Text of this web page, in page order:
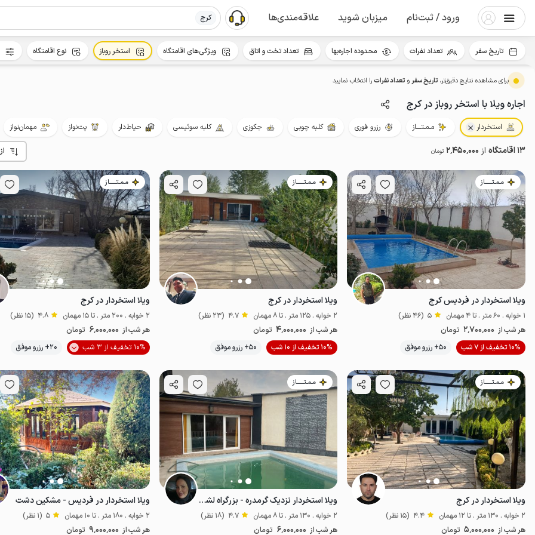
ورود / ثبت‌نام میزبان شوید علاقه‌مندی‌ها کرج
برای مشاهده نتایج دقیق‌تر، تاریخ سفرو تعداد نفراترا انتخاب نمایید
اجاره ویلا با استخر روباز در کرج
استخردار مـمـتــــاز رزرو فوری کلبه چوبی جکوزی کلبه سوئیسی حیاط‌دار پت‌نواز مهمان‌نواز
13 اقامتگاه از 2٬450٬000 تومان
مـمـتــــــاز
ویلا استخردار در فردیس کرج
1 خوابه . 60 متر . تا 4 مهمان 5 (46 نظر)
هر شب از 2٬700٬000 تومان
10% تخفیف از 7 شب
50+ رزرو موفق موقعیت در نقشه
مـمـتــــــاز
ویلا استخردار در کرج
2 خوابه . 125 متر . تا 8 مهمان 4.7 (23 نظر)
هر شب از 4٬000٬000 تومان
10% تخفیف از 10 شب
50+ رزرو موفق مناسب توان‌یاب
مـمـتــــــاز
ویلا استخردار در کرج
2 خوابه . 200 متر . تا 15 مهمان 4.8 (15 نظر)
هر شب از 6٬000٬000 تومان
10% تخفیف از 3 شب
20+ رزرو موفق
مـمـتــــــاز
ویلا استخردار در کرج
2 خوابه . 130 متر . تا 12 مهمان 4.4 (15 نظر)
هر شب از 5٬000٬000 تومان
مـمـتــــــاز
ویلا استخردار نزدیک گرمدره - بزرگراه لشکری
2 خوابه . 130 متر . تا 8 مهمان 4.7 (18 نظر)
هر شب از 6٬000٬000 تومان
ویلا استخردار در فردیس - مشکین دشت
2 خوابه . 180 متر . تا 10 مهمان 5 (1 نظر)
هر شب از 9٬000٬000 تومان
تاریخ سفر تعداد نفرات محدوده اجاره‌بها تعداد تخت و اتاق ویژگی‌های اقامتگاه استخر روباز نوع اقامتگاه